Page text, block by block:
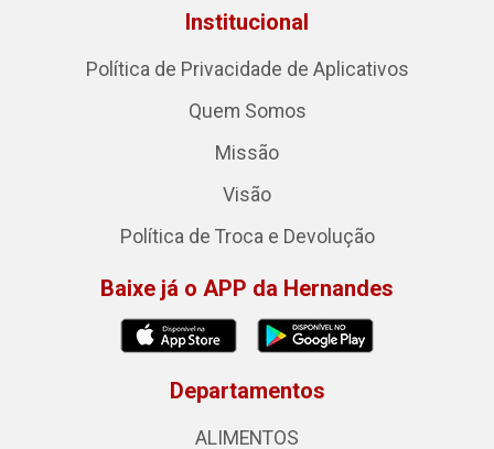
Institucional
Política de Privacidade de Aplicativos
Quem Somos
Missão
Visão
Política de Troca e Devolução
Baixe já o APP da Hernandes
Departamentos
ALIMENTOS